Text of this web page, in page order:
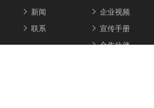
新闻
联系
企业视频
宣传手册
合作伙伴